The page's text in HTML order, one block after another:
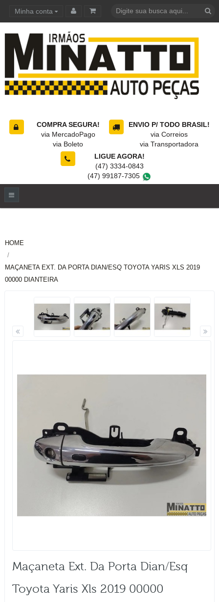
Minha conta
COMPRA SEGURA!
via MercadoPago
via Boleto
ENVIO P/ TODO BRASIL!
via Correios
via Transportadora
LIGUE AGORA!
(47) 3334-0843
(47) 99187-7305
HOME
MAÇANETA EXT. DA PORTA DIAN/ESQ TOYOTA YARIS XLS 2019
00000 DIANTEIRA
Maçaneta Ext. Da Porta Dian/esq
Toyota Yaris Xls 2019 00000